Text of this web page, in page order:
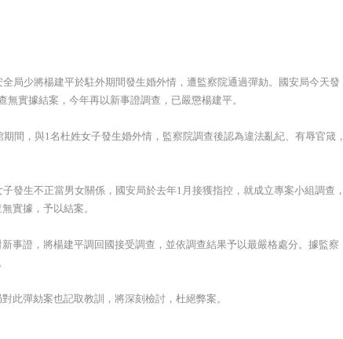
全局少將楊建平於駐外期間發生婚外情，遭監察院通過彈劾。國安局今天發
實據結案，今年再以新事證調查，已嚴懲楊建平。
間，與1名杜姓女子發生婚外情，監察院調查後認為違法亂紀、有辱官箴，
發生不正當男女關係，國安局於去年1月接獲指控，就成立專案小組調查，
實據，予以結案。
事證，將楊建平調回國接受調查，並依調查結果予以最嚴格處分。據監察
此彈劾案也記取教訓，將深刻檢討，杜絕弊案。